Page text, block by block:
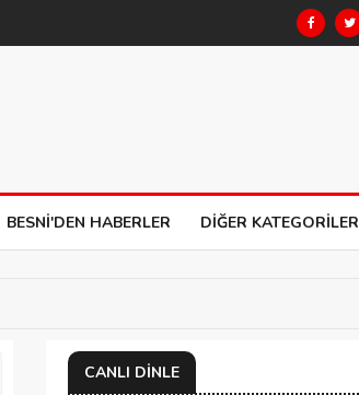
BESNI'DEN HABERLER DIĞER KATEGORILER
CANLI DINLE